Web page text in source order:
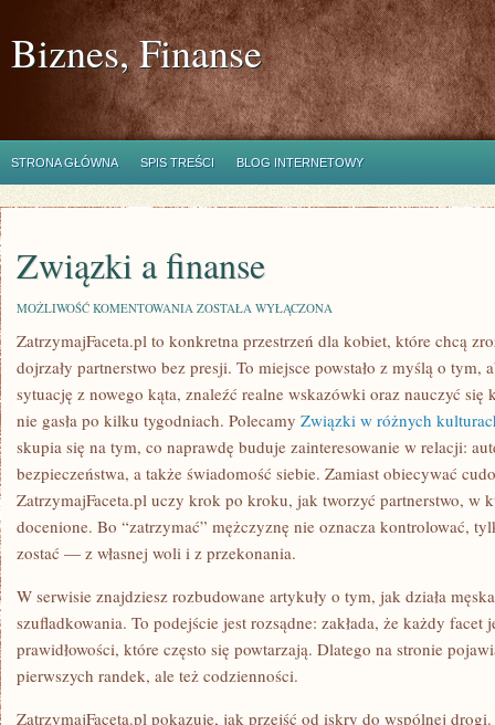
Biznes, Finanse
STRONA GŁÓWNA SPIS TREŚCI BLOG INTERNETOWY
Związki a finanse
MOŻLIWOŚĆ KOMENTOWANIA ZWIĄZKI
FINANSE
ZOSTAŁA WYŁĄCZONA
ZatrzymajFaceta.pl to konkretna przestrzeń dla kobiet, które chcą
dojrzały partnerstwo bez presji. To miejsce powstało z myślą o tym,
sytuację z nowego kąta, znaleźć realne wskazówki oraz nauczyć
nie gasła po kilku tygodniach. Polecamy Związki w różnych
skupia się na tym, co naprawdę buduje zainteresowanie w relacji:
bezpieczeństwa, a także świadomość siebie. Zamiast obiecywać
ZatrzymajFaceta.pl uczy krok po kroku, jak tworzyć partnerstwo, w
docenione. Bo “zatrzymać” mężczyznę nie oznacza kontrolować,
zostać — z własnej woli i z przekonania.
W serwisie znajdziesz rozbudowane artykuły o tym, jak działa
szufladkowania. To podejście jest rozsądne: zakłada, że każdy facet
prawidłowości, które często się powtarzają. Dlatego na stronie
pierwszych randek, ale też codzienności.
ZatrzymajFaceta.pl pokazuje, jak przejść od iskry do wspólnej